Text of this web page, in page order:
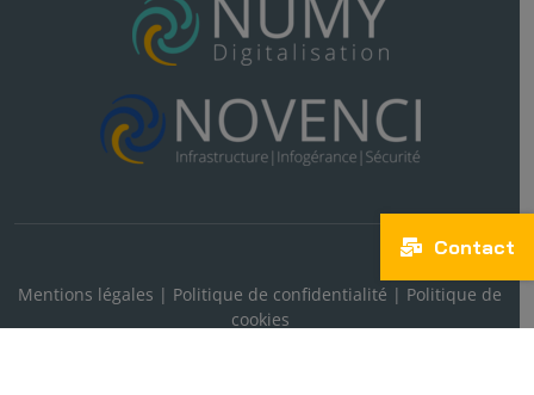
Mentions légales | Politique de confidentialité | Politique de
cookies
Contact